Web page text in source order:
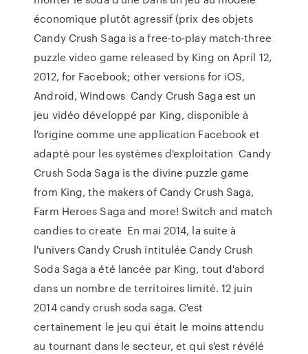
économique plutôt agressif (prix des objets
Candy Crush Saga is a free-to-play match-three
puzzle video game released by King on April 12,
2012, for Facebook; other versions for iOS,
Android, Windows Candy Crush Saga est un
jeu vidéo développé par King, disponible à
l'origine comme une application Facebook et
adapté pour les systèmes d'exploitation Candy
Crush Soda Saga is the divine puzzle game
from King, the makers of Candy Crush Saga,
Farm Heroes Saga and more! Switch and match
candies to create En mai 2014, la suite à
l'univers Candy Crush intitulée Candy Crush
Soda Saga a été lancée par King, tout d'abord
dans un nombre de territoires limité. 12 juin
2014 candy crush soda saga. C'est
certainement le jeu qui était le moins attendu
au tournant dans le secteur, et qui s'est révélé